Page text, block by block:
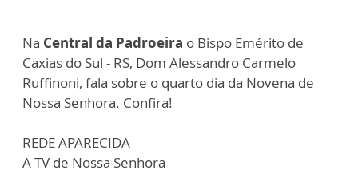
Na Central da Padroeira o Bispo Emérito de
Caxias do Sul - RS, Dom Alessandro Carmelo
Ruffinoni, fala sobre o quarto dia da Novena de
Nossa Senhora. Confira!
REDE APARECIDA
A TV de Nossa Senhora